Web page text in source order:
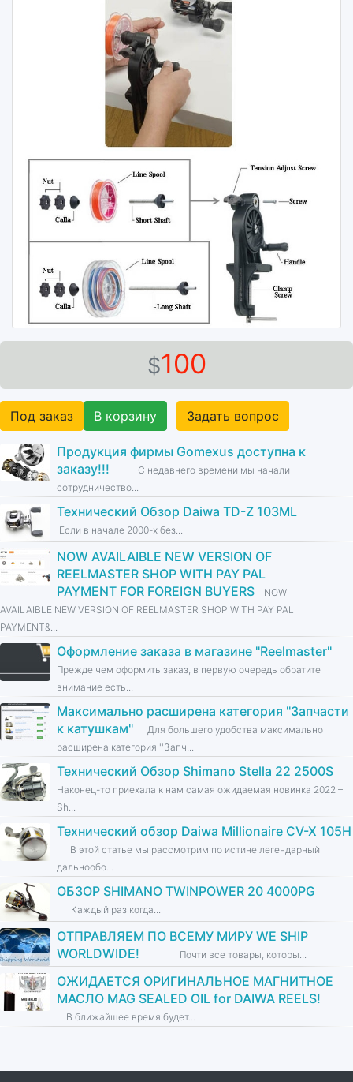
$100
Под заказ В корзину Задать вопрос
Продукция фирмы Gomexus доступна к
заказу!!!
С недавнего времени мы начали
сотрудничество...
Технический Обзор Daiwa TD-Z 103ML
Если в начале 2000-х без...
NOW AVAILAIBLE NEW VERSION OF
REELMASTER SHOP WITH PAY PAL
PAYMENT FOR FOREIGN BUYERS
NOW
AVAILAIBLE NEW VERSION OF REELMASTER SHOP WITH PAY PAL
PAYMENT&...
Оформление заказа в магазине ''Reelmaster''
Прежде чем оформить заказ, в первую очередь обратите
внимание есть...
Максимально расширена категория ''Запчасти
к катушкам''
Для большего удобства максимально
расширена категория ''Запч...
Технический Обзор Shimano Stella 22 2500S
Наконец-то приехала к нам самая ожидаемая новинка 2022 –
Sh...
Технический обзор Daiwa Millionaire CV-X 105H
В этой статье мы рассмотрим по истине легендарный
дальнообо...
ОБЗОР SHIMANO TWINPOWER 20 4000PG
Каждый раз когда...
ОТПРАВЛЯЕМ ПО ВСЕМУ МИРУ WE SHIP
WORLDWIDE!
Почти все товары, которы...
ОЖИДАЕТСЯ ОРИГИНАЛЬНОЕ МАГНИТНОЕ
МАСЛО MAG SEALED OIL for DAIWA REELS!
В ближайшее время будет...